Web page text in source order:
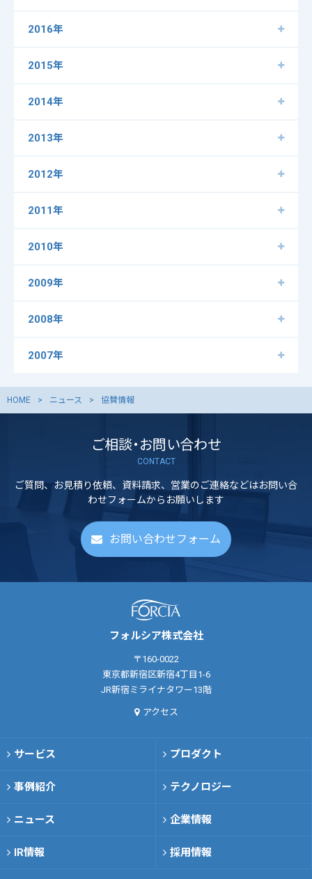
2016年
2015年
2014年
2013年
2012年
2011年
2010年
2009年
2008年
2007年
HOME ニュース 協賛情報
ご相談・お問い合わせ
CONTACT
ご質問、お見積り依頼、資料請求、営業のご連絡などはお問い合
わせフォームからお願いします
お問い合わせフォーム
フォルシア株式会社
〒160-0022
東京都新宿区新宿4丁目1-6
JR新宿ミライナタワー13階
アクセス
サービス プロダクト
事例紹介 テクノロジー
ニュース 企業情報
IR情報 採用情報